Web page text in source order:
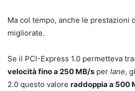
Ma col tempo, anche le prestazioni
migliorate.
Se il PCI-Express 1.0 permetteva
velocità fino a 250 MB/s per lane,
2.0 questo valore raddoppia a 500